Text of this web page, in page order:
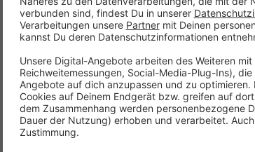
©Susanne Edl